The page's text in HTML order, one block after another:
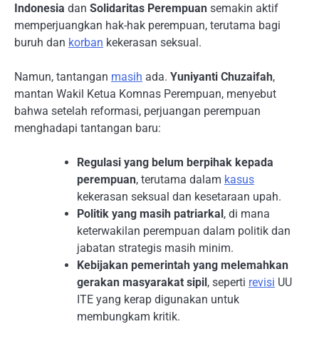
Indonesia dan Solidaritas Perempuan semakin aktif
memperjuangkan hak-hak perempuan, terutama bagi
buruh dan korban kekerasan seksual.
Namun, tantangan masih ada. Yuniyanti Chuzaifah,
mantan Wakil Ketua Komnas Perempuan, menyebut
bahwa setelah reformasi, perjuangan perempuan
menghadapi tantangan baru:
Regulasi yang belum berpihak kepada
perempuan, terutama dalam kasus
kekerasan seksual dan kesetaraan upah.
Politik yang masih patriarkal, di mana
keterwakilan perempuan dalam politik dan
jabatan strategis masih minim.
Kebijakan pemerintah yang melemahkan
gerakan masyarakat sipil, seperti revisi UU
ITE yang kerap digunakan untuk
membungkam kritik.